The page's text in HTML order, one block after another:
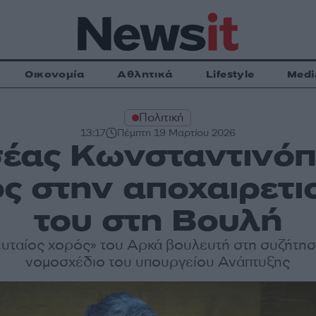
Οικονομία Αθλητικά Lifestyle
Πολιτική
13:17 Πέμπτη 19 Μαρτίου 2026
στην
του στη Βουλή
χορός» του Αρκά βουλευτή στη
νομοσχέδιο του υπουργείου Ανάπτυξης